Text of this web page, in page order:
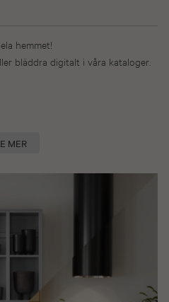
hemmet!
bläddra digitalt i våra kataloger.
MER